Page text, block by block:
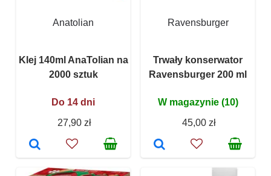
Anatolian
Klej 140ml AnaTolian na
2000 sztuk
Do 14 dni
27,90 zł
Ravensburger
Trwały konserwator
Ravensburger 200 ml
W magazynie (10)
45,00 zł